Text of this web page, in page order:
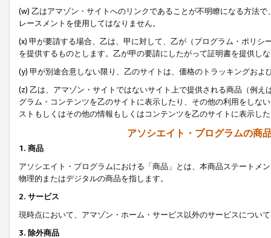
(w) 乙はアマゾン・サイトへのリンクであることが不明瞭になる方法
レースメントを使用してはなりません。
(x) 甲が要請する場合、乙は、甲に対して、乙が（プログラム・ポリ
を提供するものとします。乙が甲の要請にしたがって証明書を提供し
(y) 甲が別途合意しない限り、乙のサイトは、価格のトラッキングお
(z) 乙は、アマゾン・サイトではないサイト上で提供される商品（例
グラム・コンテンツを乙のサイトに表示したり、その他の利用をしな
ストもしくはその他の情報もしくはコンテンツを乙のサイトに表示し
アソシエイト・プログラムの商
1. 商品
アソシエイト・プログラムにおける「商品」とは、本商品ステートメ
物理的またはデジタルの商品を指します。
2. サービス
現時点において、アマゾン・ホーム・サービス以外のサービスについ
3. 除外商品